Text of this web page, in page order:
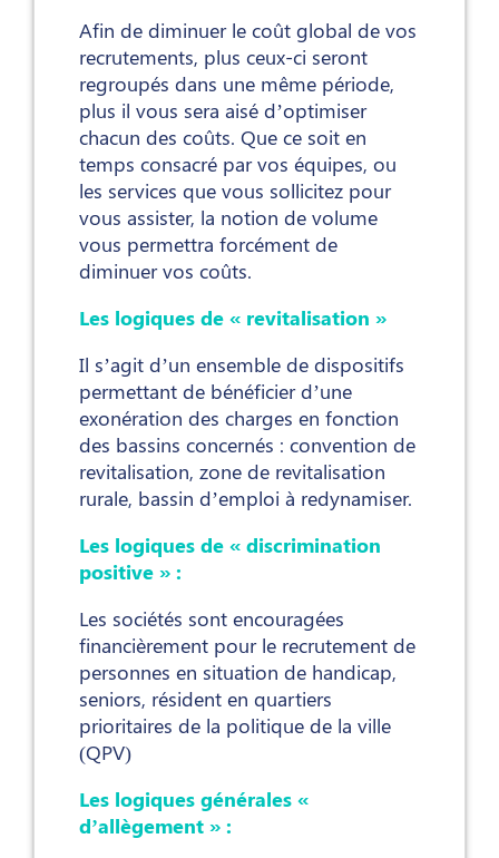
Afin de diminuer le coût global de vos
recrutements, plus ceux-ci seront
regroupés dans une même période,
plus il vous sera aisé d’optimiser
chacun des coûts. Que ce soit en
temps consacré par vos équipes, ou
les services que vous sollicitez pour
vous assister, la notion de volume
vous permettra forcément de
diminuer vos coûts.
Les logiques de « revitalisation »
Il s’agit d’un ensemble de dispositifs
permettant de bénéficier d’une
exonération des charges en fonction
des bassins concernés : convention de
revitalisation, zone de revitalisation
rurale, bassin d’emploi à redynamiser.
Les logiques de « discrimination
positive » :
Les sociétés sont encouragées
financièrement pour le recrutement de
personnes en situation de handicap,
seniors, résident en quartiers
prioritaires de la politique de la ville
(QPV)
Les logiques générales «
d’allègement » :